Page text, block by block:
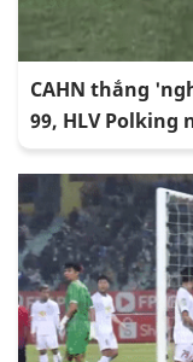
CAHN thắng
99, HLV Polking